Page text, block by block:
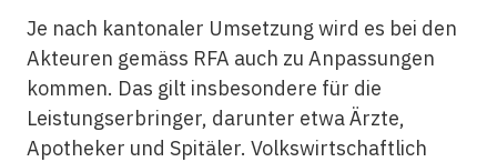
Je nach kantonaler Umsetzung wird es bei den
Akteuren gemäss RFA auch zu Anpassungen
kommen. Das gilt insbesondere für die
Leistungserbringer, darunter etwa Ärzte,
Apotheker und Spitäler. Volkswirtschaftlich